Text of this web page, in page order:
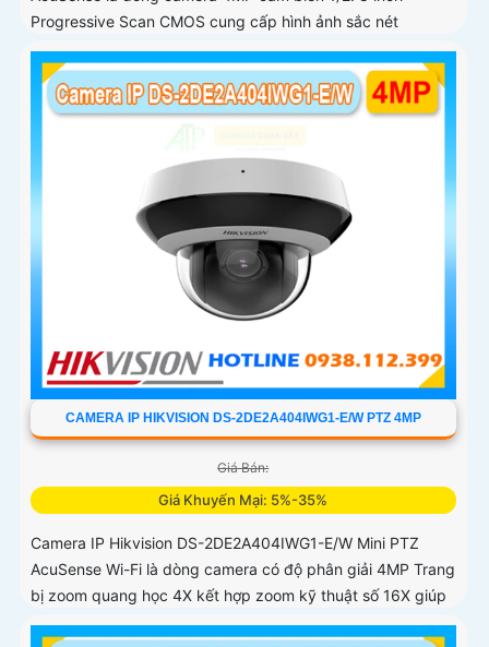
Progressive Scan CMOS cung cấp hình ảnh sắc nét
CAMERA IP HIKVISION DS-2DE2A404IWG1-E/W PTZ 4MP
Giá Bán:
Giá Khuyến Mại: 5%-35%
Camera IP Hikvision DS-2DE2A404IWG1-E/W Mini PTZ
AcuSense Wi-Fi là dòng camera có độ phân giải 4MP Trang
bị zoom quang học 4X kết hợp zoom kỹ thuật số 16X giúp
quan sát rõ các đối tượng ở khoảng cách xa